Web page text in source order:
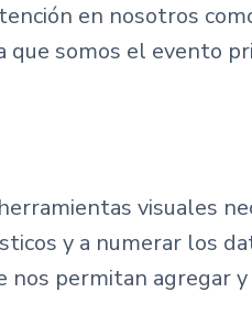
en nosotros
que somos el evento
visuales
y a numerar los
nos permitan agregar